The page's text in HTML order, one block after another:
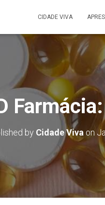
CIDADE VIVA
by Cidade Viva on